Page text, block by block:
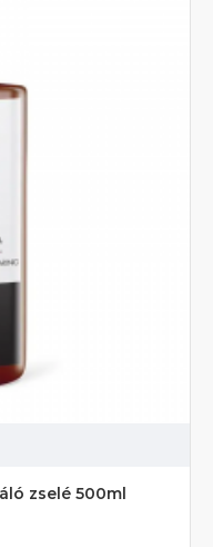
zselé 500ml